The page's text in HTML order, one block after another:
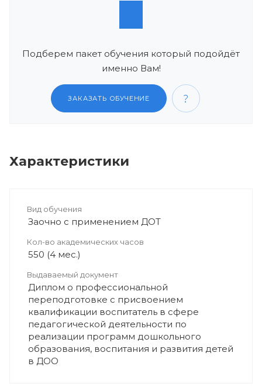
Подберем пакет обучения который подойдёт
именно Вам!
ЗАКАЗАТЬ ОБУЧЕНИЕ
Характеристики
Вид обучения
Заочно с применением ДОТ
Кол-во академических часов
550 (4 мес.)
Выдаваемый документ
Диплом о профессиональной
переподготовке с присвоением
квалификации воспитатель в сфере
педагогической деятельности по
реализации программ дошкольного
образования, воспитания и развития детей
в ДОО